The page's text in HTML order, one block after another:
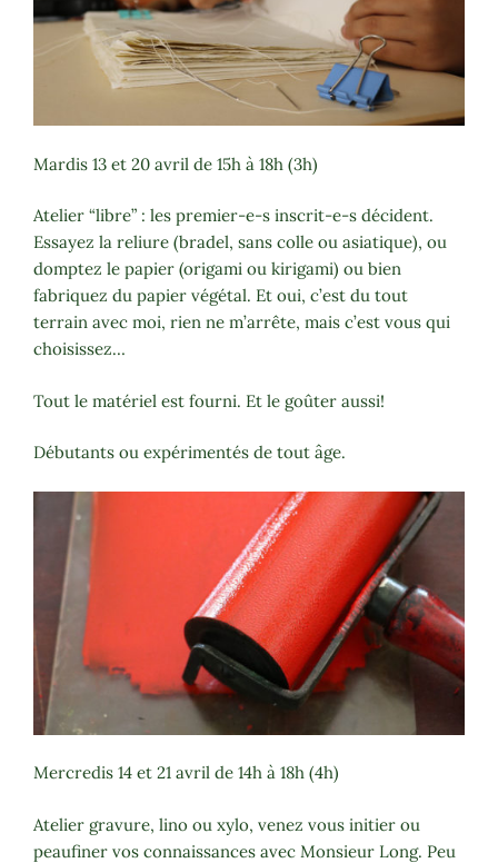
Mardis 13 et 20 avril de 15h à 18h (3h)
Atelier “libre” : les premier-e-s inscrit-e-s décident.
Essayez la reliure (bradel, sans colle ou asiatique), ou
domptez le papier (origami ou kirigami) ou bien
fabriquez du papier végétal. Et oui, c’est du tout
terrain avec moi, rien ne m’arrête, mais c’est vous qui
choisissez…
Tout le matériel est fourni. Et le goûter aussi!
Débutants ou expérimentés de tout âge.
Mercredis 14 et 21 avril de 14h à 18h (4h)
Atelier gravure, lino ou xylo, venez vous initier ou
peaufiner vos connaissances avec Monsieur Long. Peu